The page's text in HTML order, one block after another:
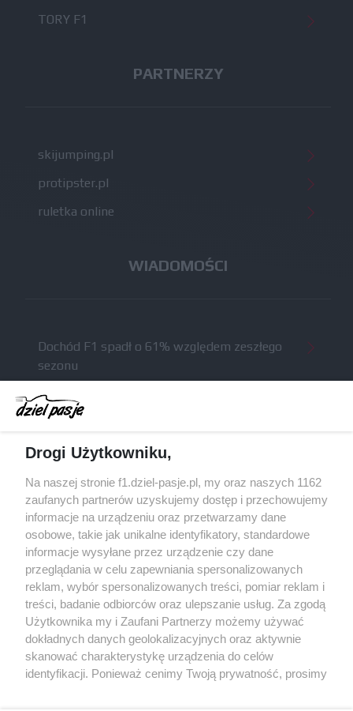
TORY F1
PARTNERZY
skijumping.pl
protipster.pl
ruletka online
WIADOMOŚCI
Dochód F1 spadł o 61% względem zeszłego
sezonu
sezonu
algorytmach?
Honda uświadomiła sobie skalę problemów z
silnikiem dopiero w styczniu
Audi planuje wprowadzić jeszcze cztery duże
pakiety poprawek w 2026 roku
Polityka prywatności © 2004 - 2026 GPmedia
Kopiowanie treści bez
zgody autorów zabronione.
Serwis internetowy, z którego korzystasz, używa plików
cookies. Są to pliki instalowane w urządzeniach
końcowych osób korzystających z serwisu, w celu
administrowania serwisem, poprawy jakości
Drogi Użytkowniku,
Na naszej stronie f1.dziel-pasje.pl, my oraz naszych 1162
zaufanych partnerów uzyskujemy dostęp i przechowujemy
informacje na urządzeniu oraz przetwarzamy dane
osobowe, takie jak unikalne identyfikatory, standardowe
informacje wysyłane przez urządzenie czy dane
przeglądania w celu zapewniania spersonalizowanych
reklam, wybór spersonalizowanych treści, pomiar reklam i
treści, badanie odbiorców oraz ulepszanie usług. Za zgodą
Użytkownika my i Zaufani Partnerzy możemy używać
dokładnych danych geolokalizacyjnych oraz aktywnie
skanować charakterystykę urządzenia do celów
identyfikacji. Ponieważ cenimy Twoją prywatność, prosimy